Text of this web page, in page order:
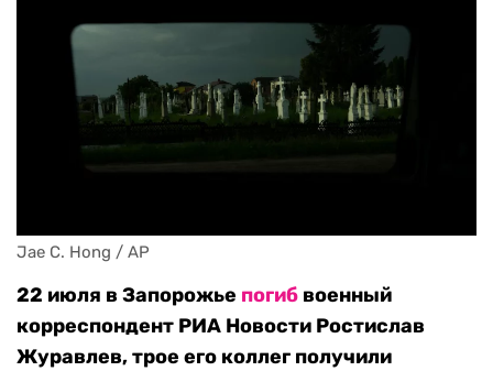
Jae C. Hong / AP
22 июля в Запорожье погиб военный
корреспондент РИА Новости Ростислав
Журавлев, трое его коллег получили